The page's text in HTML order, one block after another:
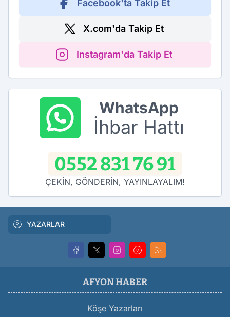
Facebook'ta Takip Et
X.com'da Takip Et
Instagram'da Takip Et
WhatsApp
İhbar Hattı
0552 831 76 91
ÇEKİN, GÖNDERİN, YAYINLAYALIM!
YAZARLAR
AFYON HABER
Köşe Yazarları